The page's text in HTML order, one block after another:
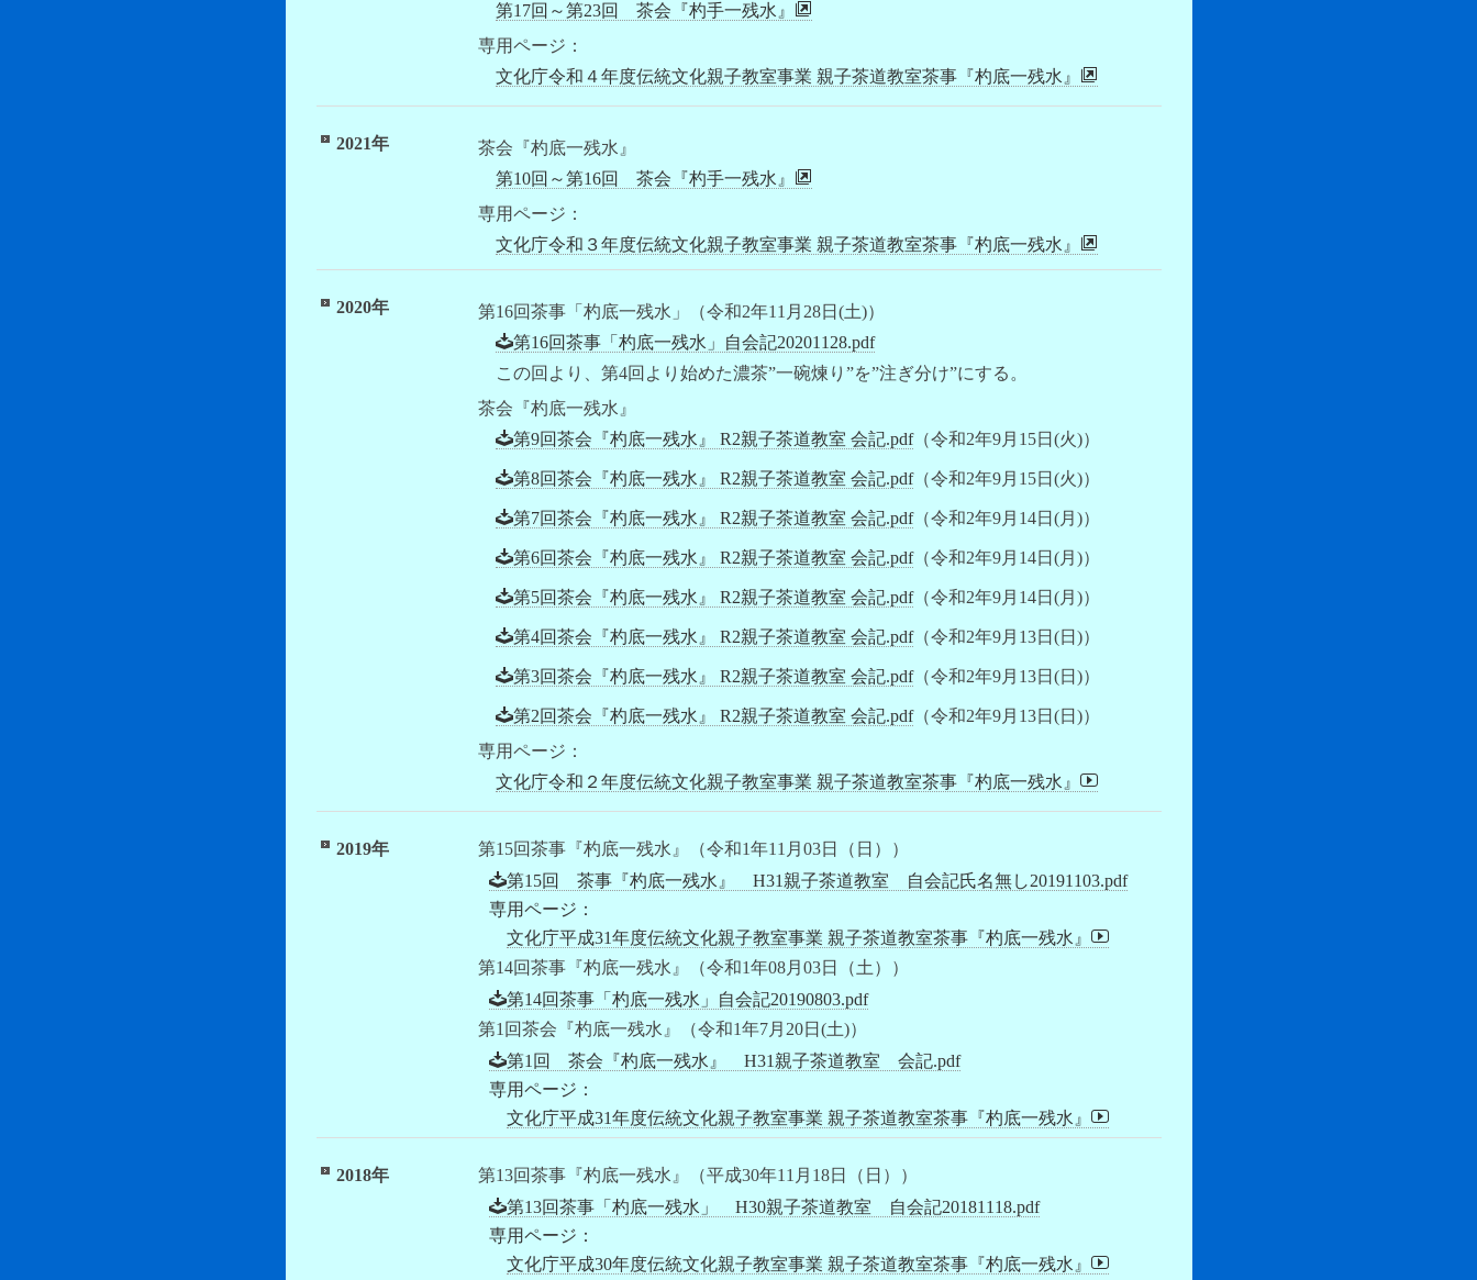
第17回～第23回 茶会『杓手一残水』
専用ページ：
文化庁令和４年度伝統文化親子教室事業 親子茶道教室茶事『杓底一残水』
2021年
茶会『杓底一残水』
第10回～第16回 茶会『杓手一残水』
専用ページ：
文化庁令和３年度伝統文化親子教室事業 親子茶道教室茶事『杓底一残水』
2020年
第16回茶事「杓底一残水」（令和2年11月28日(土)）
第16回茶事「杓底一残水」自会記20201128.pdf
この回より、第4回より始めた濃茶”一碗煉り”を”注ぎ分け”にする。
茶会『杓底一残水』
第9回茶会『杓底一残水』 R2親子茶道教室 会記.pdf（令和2年9月15日(火)）
第8回茶会『杓底一残水』 R2親子茶道教室 会記.pdf（令和2年9月15日(火)）
第7回茶会『杓底一残水』 R2親子茶道教室 会記.pdf（令和2年9月14日(月)）
第6回茶会『杓底一残水』 R2親子茶道教室 会記.pdf（令和2年9月14日(月)）
第5回茶会『杓底一残水』 R2親子茶道教室 会記.pdf（令和2年9月14日(月)）
第4回茶会『杓底一残水』 R2親子茶道教室 会記.pdf（令和2年9月13日(日)）
第3回茶会『杓底一残水』 R2親子茶道教室 会記.pdf（令和2年9月13日(日)）
第2回茶会『杓底一残水』 R2親子茶道教室 会記.pdf（令和2年9月13日(日)）
専用ページ：
文化庁令和２年度伝統文化親子教室事業 親子茶道教室茶事『杓底一残水』
2019年
第15回茶事『杓底一残水』（令和1年11月03日（日））
第15回 茶事『杓底一残水』 H31親子茶道教室 自会記氏名無し20191103.pdf
専用ページ：
文化庁平成31年度伝統文化親子教室事業 親子茶道教室茶事『杓底一残水』
第14回茶事『杓底一残水』（令和1年08月03日（土））
第14回茶事「杓底一残水」自会記20190803.pdf
第1回茶会『杓底一残水』（令和1年7月20日(土)）
第1回 茶会『杓底一残水』 H31親子茶道教室 会記.pdf
専用ページ：
文化庁平成31年度伝統文化親子教室事業 親子茶道教室茶事『杓底一残水』
2018年
第13回茶事『杓底一残水』（平成30年11月18日（日））
第13回茶事「杓底一残水」 H30親子茶道教室 自会記20181118.pdf
専用ページ：
文化庁平成30年度伝統文化親子教室事業 親子茶道教室茶事『杓底一残水』